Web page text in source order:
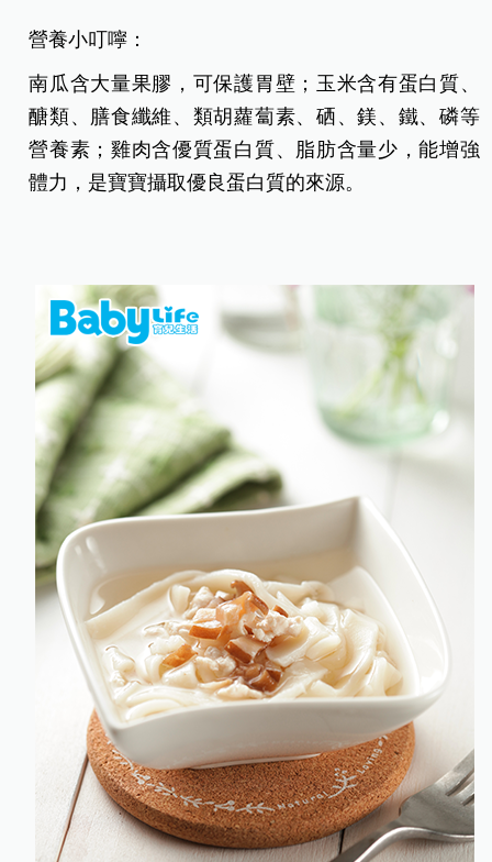
營養小叮嚀：
南瓜含大量果膠，可保護胃壁；玉米含有蛋白質、
醣類、膳食纖維、類胡蘿蔔素、硒、鎂、鐵、磷等
營養素；雞肉含優質蛋白質、脂肪含量少，能增強
體力，是寶寶攝取優良蛋白質的來源。